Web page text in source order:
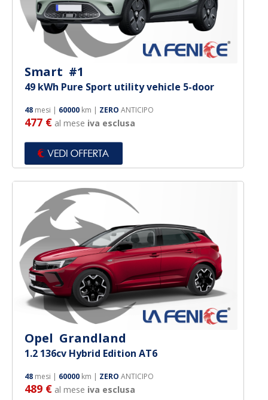
Smart #1
49 kWh Pure Sport utility vehicle 5-door
48 mesi | 60000 km | ZERO ANTICIPO
477 € al mese iva esclusa
Opel Grandland
1.2 136cv Hybrid Edition AT6
48 mesi | 60000 km | ZERO ANTICIPO
489 € al mese iva esclusa